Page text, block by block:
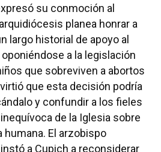
su conmoción al
planea honrar a
largo historial de apoyo al
a la legislación
que sobreviven a abortos
que esta decisión podría
y confundir a los fieles
de la Iglesia sobre
humana. El arzobispo
a Cupich a reconsiderar